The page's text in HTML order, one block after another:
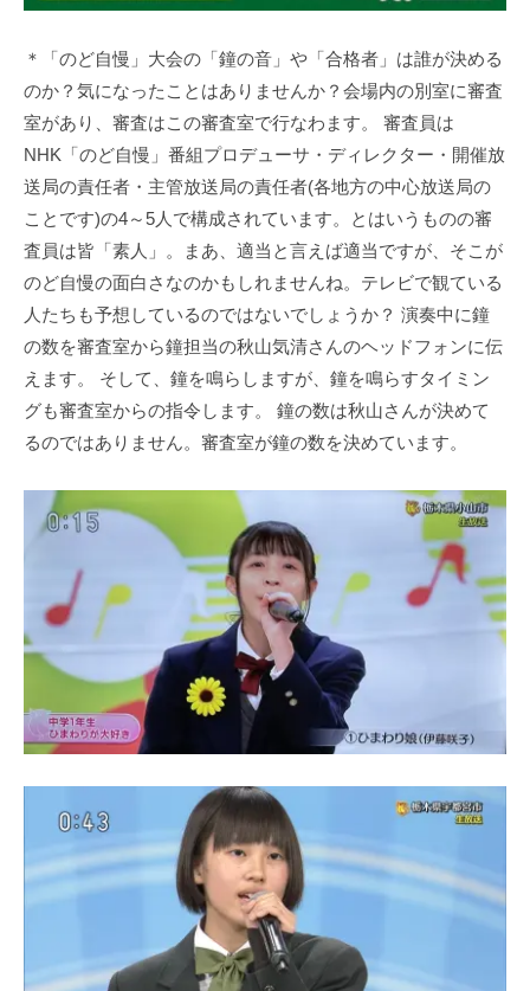
＊「のど自慢」大会の「鐘の音」や「合格者」は誰が決める
のか？気になったことはありませんか？会場内の別室に審査
室があり、審査はこの審査室で行なわます。 審査員は
NHK「のど自慢」番組プロデューサ・ディレクター・開催放
送局の責任者・主管放送局の責任者(各地方の中心放送局の
ことです)の4～5人で構成されています。とはいうものの審
査員は皆「素人」。まあ、適当と言えば適当ですが、そこが
のど自慢の面白さなのかもしれませんね。テレビで観ている
人たちも予想しているのではないでしょうか？ 演奏中に鐘
の数を審査室から鐘担当の秋山気清さんのヘッドフォンに伝
えます。 そして、鐘を鳴らしますが、鐘を鳴らすタイミン
グも審査室からの指令します。 鐘の数は秋山さんが決めて
るのではありません。審査室が鐘の数を決めています。